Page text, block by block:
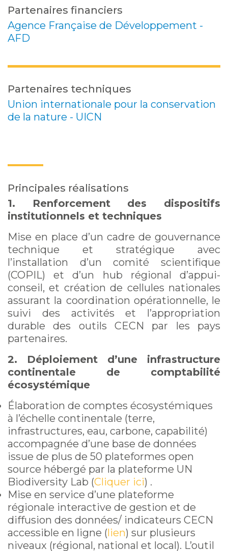
Partenaires financiers
Agence Française de Développement -
AFD
Partenaires techniques
Union internationale pour la conservation
de la nature - UICN
Principales réalisations
1. Renforcement des dispositifs
institutionnels et techniques
Mise en place d’un cadre de gouvernance
technique et stratégique avec
l’installation d’un comité scientifique
(COPIL) et d’un hub régional d’appui-
conseil, et création de cellules nationales
assurant la coordination opérationnelle, le
suivi des activités et l’appropriation
durable des outils CECN par les pays
partenaires.
2. Déploiement d’une infrastructure
continentale de comptabilité
écosystémique
Élaboration de comptes écosystémiques
à l’échelle continentale (terre,
infrastructures, eau, carbone, capabilité)
accompagnée d’une base de données
issue de plus de 50 plateformes open
source hébergé par la plateforme UN
Biodiversity Lab (Cliquer ici) .
Mise en service d’une plateforme
régionale interactive de gestion et de
diffusion des données/ indicateurs CECN
accessible en ligne (lien) sur plusieurs
niveaux (régional, national et local). L’outil